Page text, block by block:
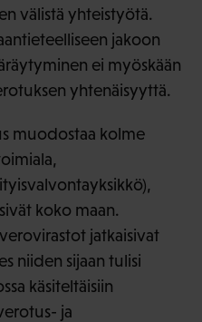
välistä yhteistyötä.
jakoon
ei myöskään
yhtenäisyyttä.
muodostaa kolme
koko maan.
jatkaisivat
niiden sijaan tulisi
käsiteltäisiin
ja